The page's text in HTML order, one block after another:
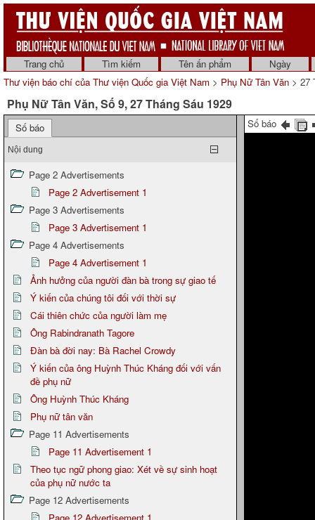
Trang chủ Tìm kiếm Tên ấn phẩm
Ngày
Thư viện báo chí của Thư viện Quốc gia Việt Nam > Phụ Nữ Tân Văn > 27
Phụ Nữ Tân Văn, Số 9, 27 Tháng Sáu 1929
Số báo
Nội dung
Page 2 Advertisements
Page 2 Advertisement 1
Page 3 Advertisements
Page 3 Advertisement 1
Page 4 Advertisements
Page 4 Advertisement 1
Ảnh hưởng của người đàn bà trong sự giao tế
Ý kiến của chúng tôi đối với thời sự
Cái thiên chức của người làm mẹ
Ông Rabindranath Tagore
Đàn bà đời nay: Bà Rachel Crowdy
Ý kiến của ông Huỳnh Thúc Kháng đối với vấn
đề phụ nữ
Ông Huỳnh Thúc Kháng
Phụ nữ tân văn
Page 11 Advertisements
Page 11 Advertisement 1
Theo tục ngữ phong giao: Xét về sự sinh hoạt
của phụ nữ nước ta
Page 12 Advertisements
Số báo